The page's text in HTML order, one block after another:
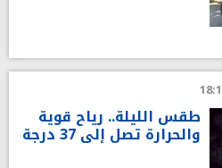
طقس الليلة.. رياح قوية
والحرارة تصل إلى 37 درجة